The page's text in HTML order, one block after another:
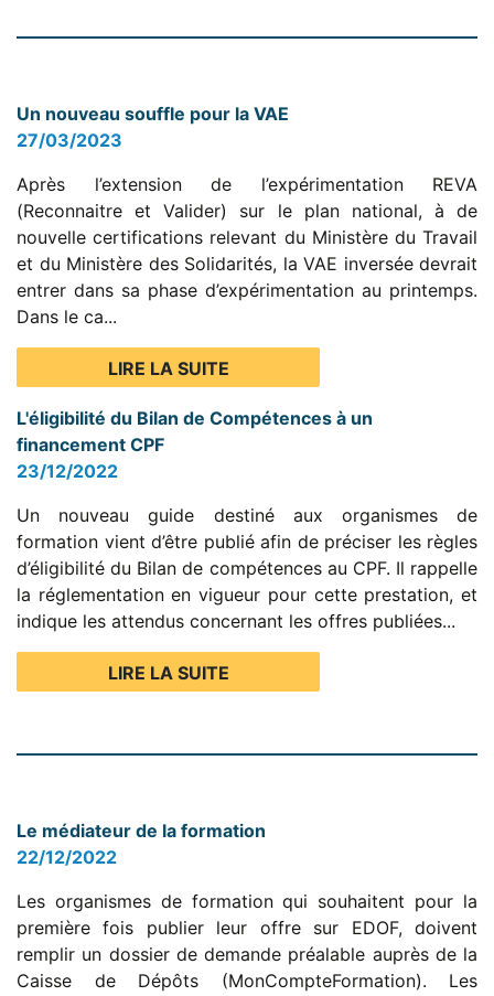
Un nouveau souffle pour la VAE
27/03/2023
Après l’extension de l’expérimentation REVA
(Reconnaitre et Valider) sur le plan national, à de
nouvelle certifications relevant du Ministère du Travail
et du Ministère des Solidarités, la VAE inversée devrait
entrer dans sa phase d’expérimentation au printemps.
Dans le ca...
LIRE LA SUITE
L'éligibilité du Bilan de Compétences à un
financement CPF
23/12/2022
Un nouveau guide destiné aux organismes de
formation vient d’être publié afin de préciser les règles
d’éligibilité du Bilan de compétences au CPF. Il rappelle
la réglementation en vigueur pour cette prestation, et
indique les attendus concernant les offres publiées...
LIRE LA SUITE
Le médiateur de la formation
22/12/2022
Les organismes de formation qui souhaitent pour la
première fois publier leur offre sur EDOF, doivent
remplir un dossier de demande préalable auprès de la
Caisse de Dépôts (MonCompteFormation). Les